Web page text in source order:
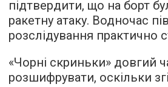
підтвердити, що на борт
ракетну атаку. Водночас
розслідування практично
«Чорні скриньки» довгий
розшифрувати, оскільки